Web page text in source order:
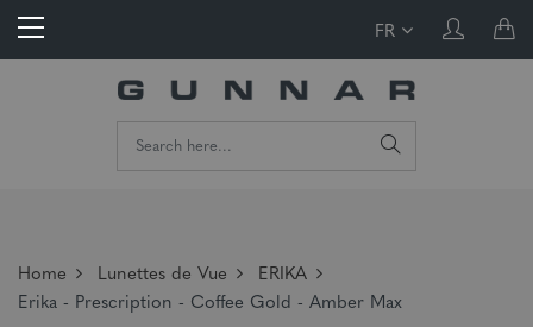
FR
Home Lunettes de Vue
ERIKA
Erika - Prescription - Coffee Gold - Amber Max